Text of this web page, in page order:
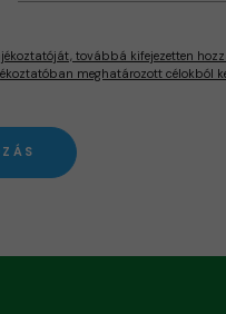
továbbá kifejezetten
meghatározott célokból